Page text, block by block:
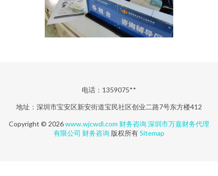
电话：1359075**
地址：深圳市宝安区新安街道宝民社区创业二路7号东方楼412
Copyright © 2026www.wjcwdl.com 财务咨询 深圳市万嘉财务代理
有限公司 财务咨询 版权所有Sitemap